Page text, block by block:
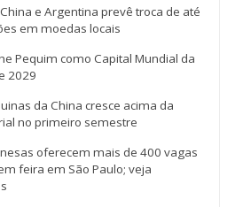
e Argentina prevê troca de até
em moedas locais
Pequim como Capital Mundial da
2029
da China cresce acima da
no primeiro semestre
oferecem mais de 400 vagas
feira em São Paulo; veja